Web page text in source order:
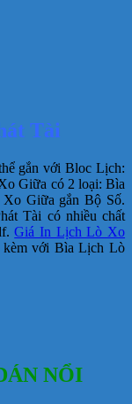
Tài
gắn với Bloc Lịch:
Giữa có 2 loại: Bìa
Giữa gắn Bộ Số.
Tài có nhiều chất
Giá In Lịch Lò Xo
với Bìa Lịch Lò
NỔI